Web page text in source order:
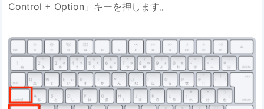
Control + Option」キーを押します。